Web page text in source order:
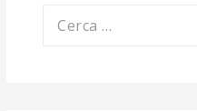
Ricerca